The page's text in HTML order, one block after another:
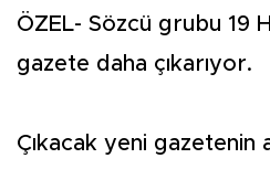
ÖZEL- Sözcü grubu 19
gazete daha çıkarıyor.
Çıkacak yeni gazetenin